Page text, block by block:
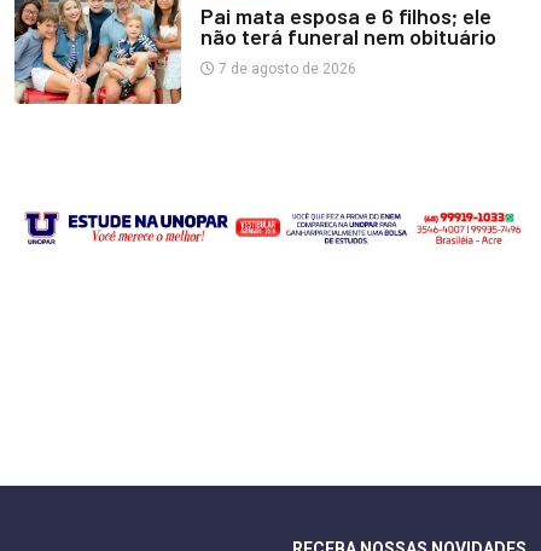
Pai mata esposa e 6 filhos; ele
não terá funeral nem obituário
7 de agosto de 2026